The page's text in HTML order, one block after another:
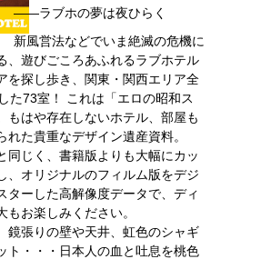
――ラブホの夢は夜ひらく
新風営法などでいま絶滅の危機に
、遊びごころあふれるラブホテル
を探し歩き、関東・関西エリア全
た73室！ これは「エロの昭和ス
もはや存在しないホテル、部屋も
れた貴重なデザイン遺産資料。
同じく、書籍版よりも大幅にカッ
、オリジナルのフィルム版をデジ
ターした高解像度データで、ディ
もお楽しみください。
鏡張りの壁や天井、虹色のシャギ
ト・・・日本人の血と吐息を桃色